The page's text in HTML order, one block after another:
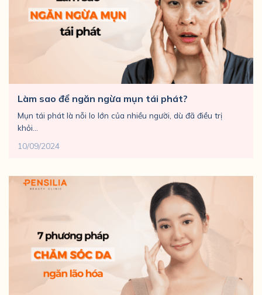
Làm sao để ngăn ngừa mụn tái phát?
Mụn tái phát là nỗi lo lớn của nhiều người, dù đã điều trị
khỏi...
10/09/2024